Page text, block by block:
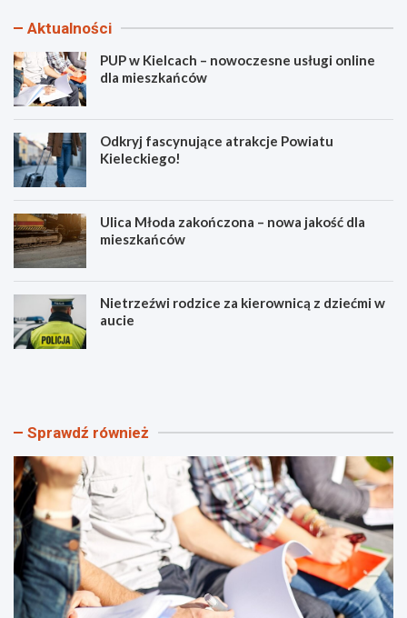
Aktualności
PUP w Kielcach – nowoczesne usługi online
dla mieszkańców
Odkryj fascynujące atrakcje Powiatu
Kieleckiego!
Ulica Młoda zakończona – nowa jakość dla
mieszkańców
Nietrzeźwi rodzice za kierownicą z dziećmi w
aucie
P
i
l
c
a
c
h
–
n
o
w
O
j
a
s
c
y
n
u
j
ą
c
Sprawdź również